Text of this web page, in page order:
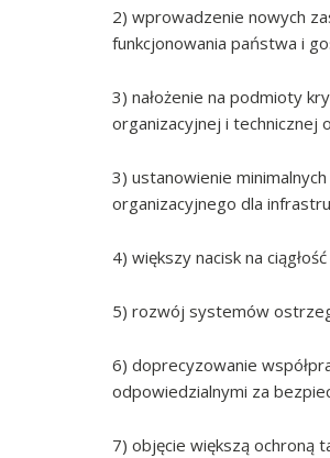
2) wprowadzenie nowych
funkcjonowania państwa i
3) nałożenie na podmioty
organizacyjnej i technicznej
3) ustanowienie
organizacyjnego dla
4) większy nacisk na
5) rozwój systemów
6) doprecyzowanie
odpowiedzialnymi za
7) objęcie większą ochroną